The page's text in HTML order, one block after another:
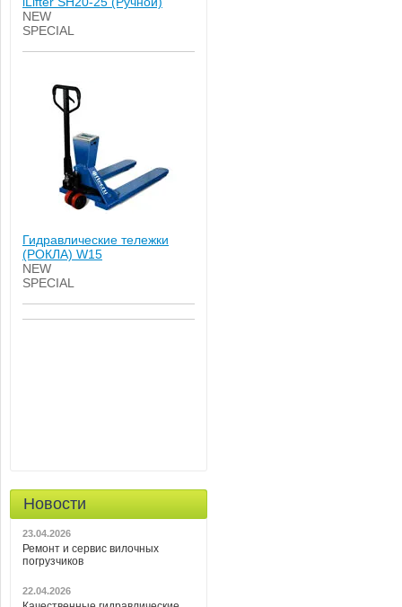
NEW
SPECIAL
Гидравлические тележки
(РОКЛА) W15
NEW
SPECIAL
Новости
23.04.2026
Ремонт и сервис вилочных
погрузчиков
22.04.2026